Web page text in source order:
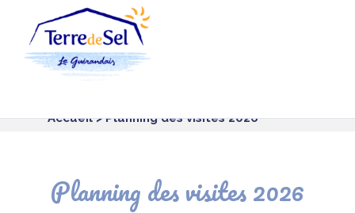
Accueil> Planning des visites 2026
Planning des visites 2026
Panneau de gestion des cookies